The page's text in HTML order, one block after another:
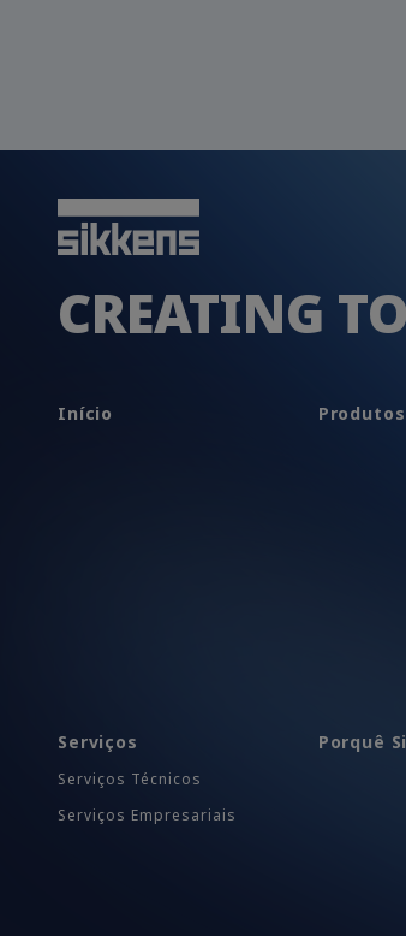
CREATING
Início Produtos
Serviços
Serviços Técnicos
Serviços Empresariais
Porquê